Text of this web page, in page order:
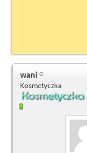
wani
Kosmetyczka